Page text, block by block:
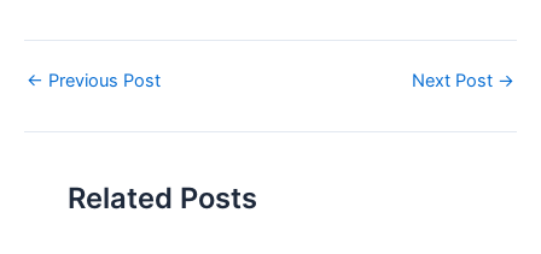
← Previous Post Next Post →
Related Posts